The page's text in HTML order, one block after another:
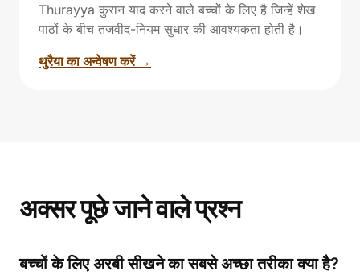
Thurayya कुरान याद करने वाले बच्चों के लिए है जिन्हें शेख
पाठों के बीच तजवीद-नियम सुधार की आवश्यकता होती है।
थुरैया का अन्वेषण करें →
अक्सर पूछे जाने वाले प्रश्न
बच्चों के लिए अरबी सीखने का सबसे अच्छा तरीका क्या है?